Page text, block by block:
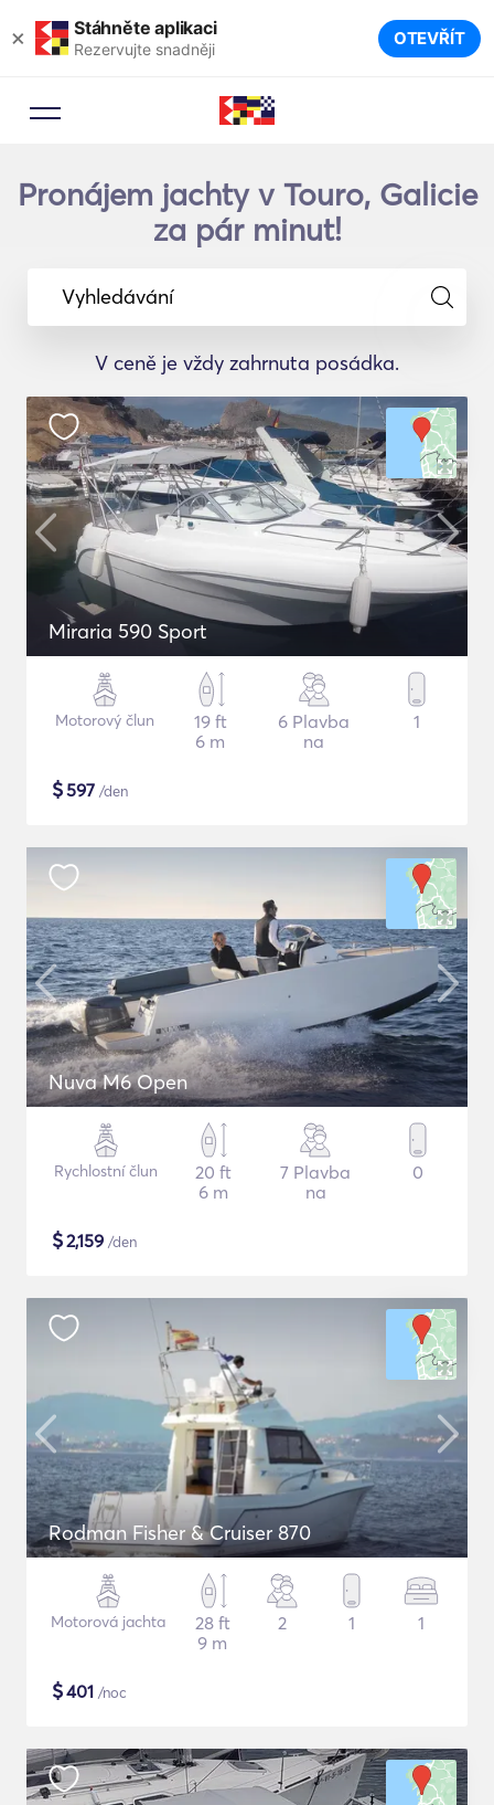
× Stáhněte aplikaci
Rezervujte snadněji OTEVŘÍT
Pronájem jachty v Touro, Galicie
za pár minut!
Vyhledávání
V ceně je vždy zahrnuta posádka.
Miraria 590 Sport
Motorový člun
19 ft
6 m
6 Plavba
na
1
$597 /den
Nuva M6 Open
Rychlostní člun
20 ft
6 m
7 Plavba
na
0
$2,159 /den
Rodman Fisher & Cruiser 870
Motorová jachta
28 ft
9 m
2 1 1
$401 /noc